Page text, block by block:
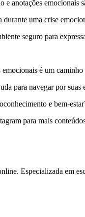
e anotações emocionais
uma crise
seguro para
é um
para navegar por
e bem-
para mais
Especializada em